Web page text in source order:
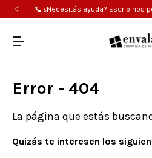
📞 ¿Necesitás ayuda? Escribinos
Error - 404
La página que estás
Quizás te interesen los